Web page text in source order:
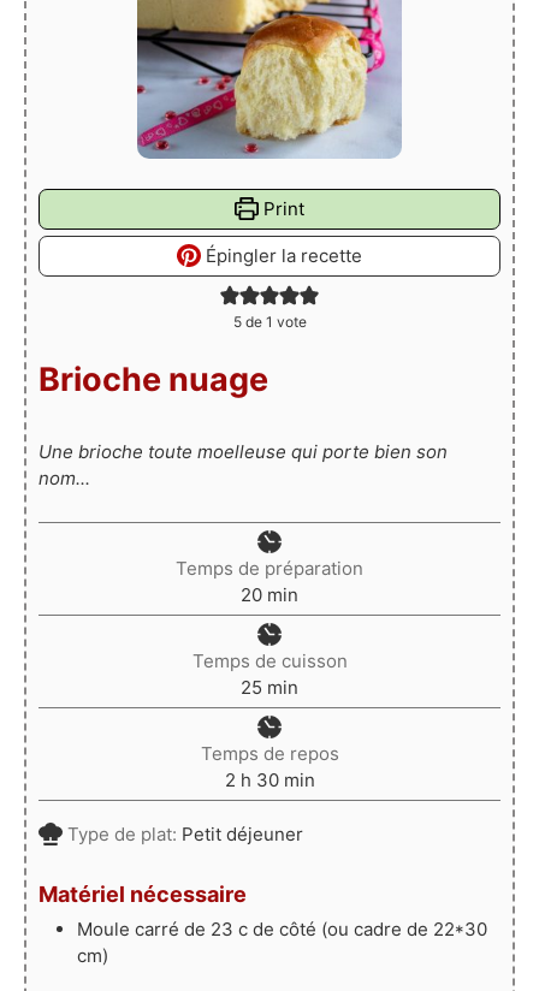
Print
Épingler la recette
5de 1 vote
Brioche nuage
Une brioche toute moelleuse qui porte bien son
nom...
Temps de préparation
20minutes
min
Temps de cuisson
25 minutes
min
Temps de repos
2heures
h 30minutes
min
Type de plat: Petit déjeuner
Matériel nécessaire
Moule carré de 23 c de côté (ou cadre de 22*30
cm)